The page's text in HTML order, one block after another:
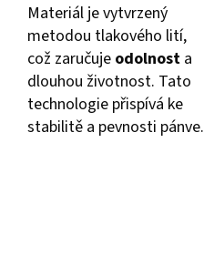
Materiál je vytvrzený
metodou tlakového lití,
což zaručuje odolnost a
dlouhou životnost. Tato
technologie přispívá ke
stabilitě a pevnosti pánve.